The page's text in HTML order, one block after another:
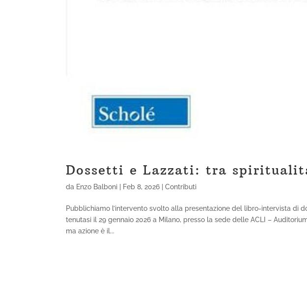
Dossetti e Lazzati: tra
da Enzo Balboni Feb 8, 2026 |Contributi
Pubblichiamo l’intervento svolto alla presentazione del libro-intervista di
tenutasi il 29 gennaio 2026 a Milano, presso la sede delle ACLI –
ma azione è il...